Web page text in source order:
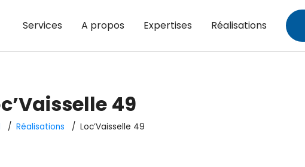
Services A propos Expertises Réalisations
49
Réalisations Loc’Vaisselle 49